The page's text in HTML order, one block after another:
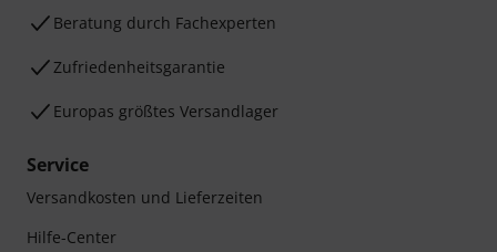
Beratung durch Fachexperten
Zufriedenheitsgarantie
Europas größtes Versandlager
Service
Versandkosten und Lieferzeiten
Hilfe-Center